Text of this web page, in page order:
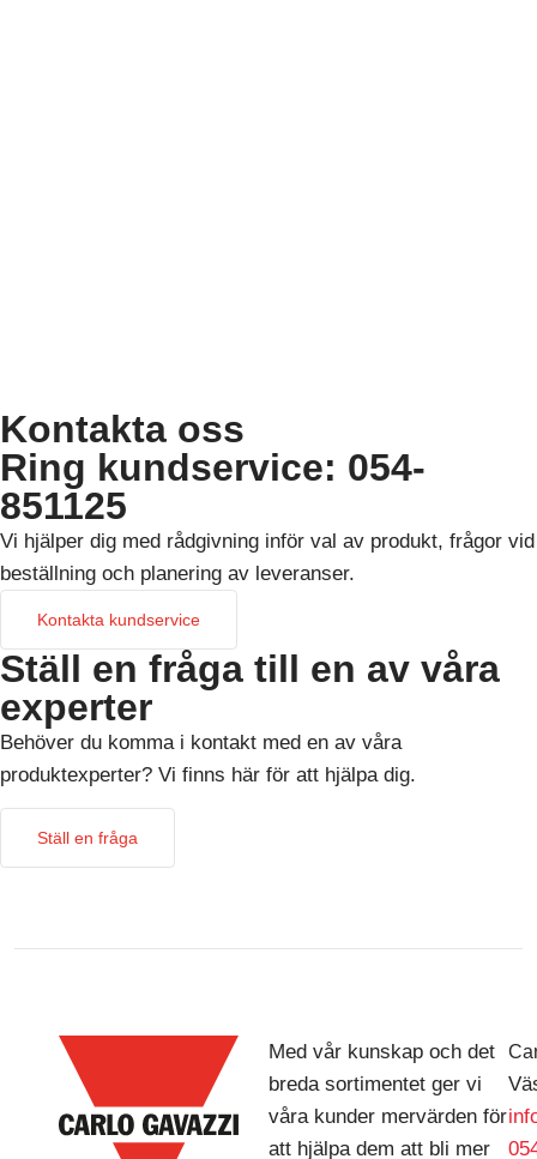
Kontakta oss
Ring kundservice: 054-
851125
Vi hjälper dig med rådgivning inför val av produkt, frågor vid
beställning och planering av leveranser.
Kontakta kundservice
Ställ en fråga till en av våra
experter
Behöver du komma i kontakt med en av våra
produktexperter? Vi finns här för att hjälpa dig.
Ställ en fråga
Med vår kunskap och det
breda sortimentet ger vi
våra kunder mervärden för
att hjälpa dem att bli mer